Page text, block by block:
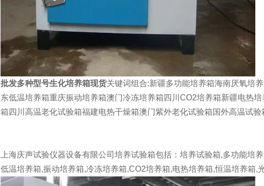
批发多种型号生化培养箱现货关键词组合:新疆多功能培养箱海南厌氧培
东低温培养箱重庆振动培养箱澳门冷冻培养箱四川CO2培养箱新疆电热
箱四川高温老化试验箱福建电热干燥箱澳门紫外老化试验箱国外高温试
上海庆声试验仪器设备有限公司培养试验箱包括：培养试验箱,多功能培
低温培养箱,振动培养箱,冷冻培养箱,CO2培养箱,电热培养箱,恒温培养箱,